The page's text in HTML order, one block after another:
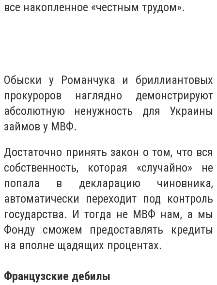
все накопленное «честным трудом».
Обыски у Романчука и бриллиантовых
прокуроров наглядно демонстрируют
абсолютную ненужность для Украины
займов у МВФ.
Достаточно принять закон о том, что вся
собственность, которая «случайно» не
попала в декларацию чиновника,
автоматически переходит под контроль
государства. И тогда не МВФ нам, а мы
Фонду сможем предоставлять кредиты
на вполне щадящих процентах.
Французские дебилы